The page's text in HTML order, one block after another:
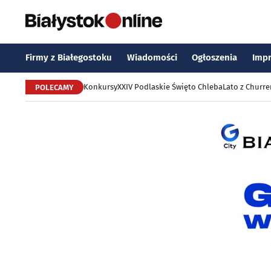
Firmy z Białegostoku Wiadomości Ogłoszenia
POLECAMY KonkursyXXIV Podlaskie Święto ChlebaLato z